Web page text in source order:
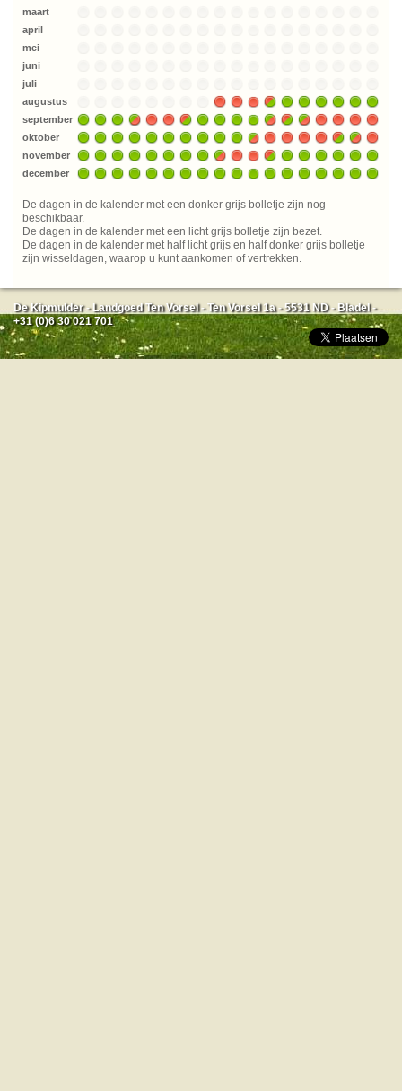
maart
april
mei
juni
juli
augustus
september
oktober
november
december
De dagen in de kalender met een donker grijs bolletje zijn nog
beschikbaar.
De dagen in de kalender met een licht grijs bolletje zijn bezet.
De dagen in de kalender met half licht grijs en half donker grijs bolletje
zijn wisseldagen, waarop u kunt aankomen of vertrekken.
De Kipmulder - Landgoed Ten Vorsel - Ten Vorsel 1a - 5531 ND - Bladel -
+31 (0)6 30 021 701